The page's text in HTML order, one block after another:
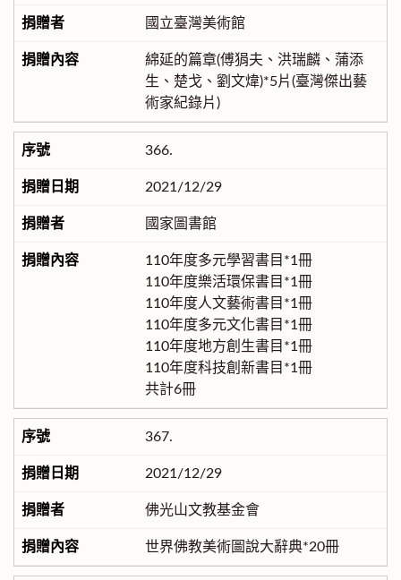
國立臺灣美術館
綿延的篇章(傅狷夫、洪瑞麟、蒲添
生、楚戈、劉文煒)*5片(臺灣傑出藝
術家紀錄片)
366.
2021/12/29
國家圖書館
110年度多元學習書目*1冊
110年度樂活環保書目*1冊
110年度人文藝術書目*1冊
110年度多元文化書目*1冊
110年度地方創生書目*1冊
110年度科技創新書目*1冊
共計6冊
367.
2021/12/29
佛光山文教基金會
世界佛教美術圖說大辭典*20冊